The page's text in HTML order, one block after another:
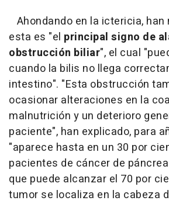
Ahondando en la ictericia,
esta es "el principal signo de
obstrucción biliar", el cual
cuando la bilis no llega
intestino". "Esta obstrucción
ocasionar alteraciones en la
malnutrición y un deterioro
paciente", han explicado, para
"aparece hasta en un 30 por
pacientes de cáncer de
que puede alcanzar el 70 por
tumor se localiza en la cabeza